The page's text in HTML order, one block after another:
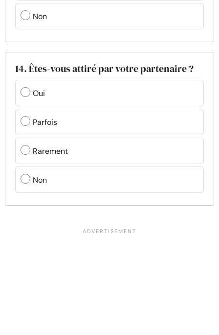
Non
14. Êtes-vous attiré par votre partenaire ?
Oui
Parfois
Rarement
Non